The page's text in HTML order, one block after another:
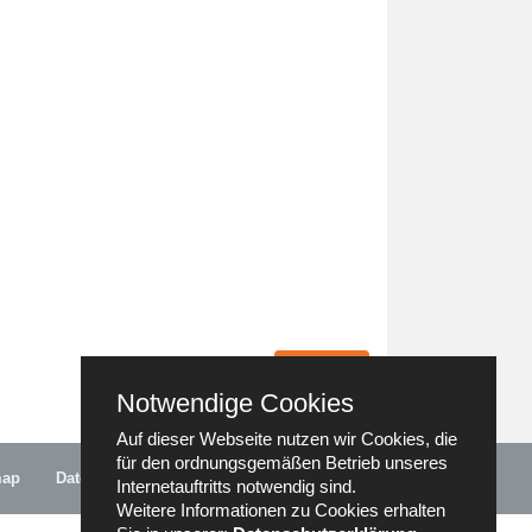
Datenschutz Impressum Anfahrt
Notwendige Cookies
Auf dieser Webseite nutzen wir Cookies, die
für den ordnungsgemäßen Betrieb unseres
Internetauftritts notwendig sind.
Weitere Informationen zu Cookies erhalten